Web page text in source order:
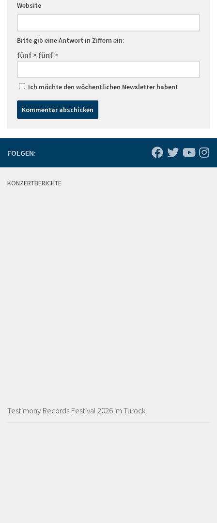
Website
Bitte gib eine Antwort in Ziffern ein:
fünf × fünf =
Ich möchte den wöchentlichen Newsletter haben!
FOLGEN:
KONZERTBERICHTE
Testimony Records Festival 2026 im Turock